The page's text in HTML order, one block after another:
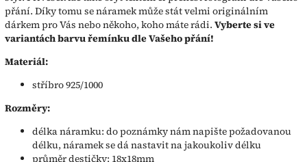
přání. Díky tomu se náramek může stát velmi originálním
dárkem pro Vás nebo někoho, koho máte rádi. Vyberte si ve
variantách barvu řemínku dle Vašeho přání!
Materiál:
stříbro 925/1000
Rozměry:
délka náramku: do poznámky nám napište požadovanou
délku, náramek se dá nastavit na jakoukoliv délku
průměr destičky: 18x18mm